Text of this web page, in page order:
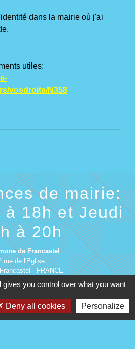
dans la mairie où j'ai
utiles:
vosdroits/N358
de mairie:
à 18h et Jeudi
à 20h
de Francastel
rue de l'Eglise
- FRANCE
3 44 46 90 75
you control over what you want
Deny all cookies Personalize